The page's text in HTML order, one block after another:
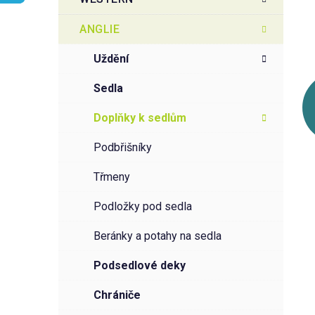
n
ANGLIE
uždění
sedla
doplňky k sedlům
podbřišníky
třmeny
podložky pod sedla
beránky a potahy na sedla
podsedlové deky
chrániče